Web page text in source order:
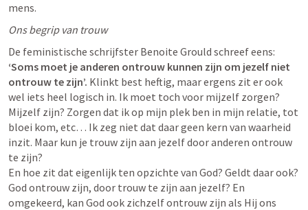
mens.
Ons begrip van trouw
‘Soms moet je anderen ontrouw kunnen zijn om jezelf niet
ontrouw te zijn’. Klinkt best heftig, maar ergens zit er ook
wel iets heel logisch in. Ik moet toch voor mijzelf zorgen?
Mijzelf zijn? Zorgen dat ik op mijn plek ben in mijn relatie, tot
bloei kom, etc… Ik zeg niet dat daar geen kern van waarheid
inzit. Maar kun je trouw zijn aan jezelf door anderen ontrouw
te zijn?
En hoe zit dat eigenlijk ten opzichte van God? Geldt daar ook?
God ontrouw zijn, door trouw te zijn aan jezelf? En
omgekeerd, kan God ook zichzelf ontrouw zijn als Hij ons